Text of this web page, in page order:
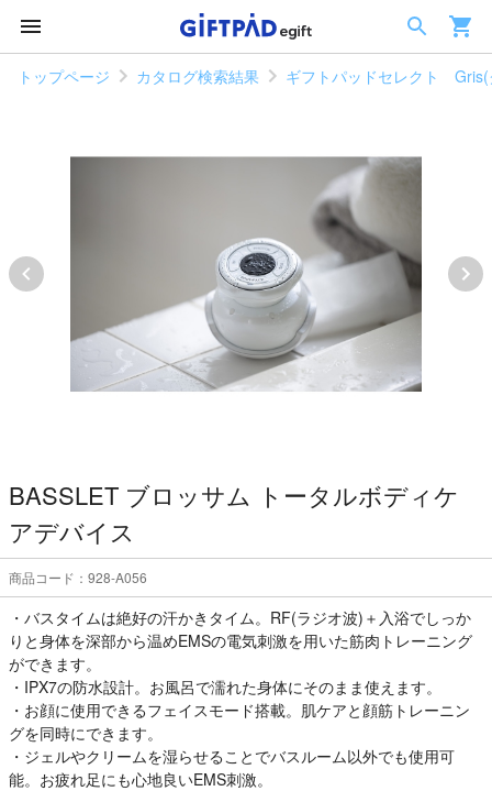
トップページ カタログ検索結果 ギフトパッドセレクト Gris(
BASSLET ブロッサム トータルボディケ
アデバイス
商品コード：928-A056
・バスタイムは絶好の汗かきタイム。RF(ラジオ波)＋入浴でしっか
りと身体を深部から温めEMSの電気刺激を用いた筋肉トレーニング
ができます。
・IPX7の防水設計。お風呂で濡れた身体にそのまま使えます。
・お顔に使用できるフェイスモード搭載。肌ケアと顔筋トレーニン
グを同時にできます。
・ジェルやクリームを湿らせることでバスルーム以外でも使用可
能。お疲れ足にも心地良いEMS刺激。